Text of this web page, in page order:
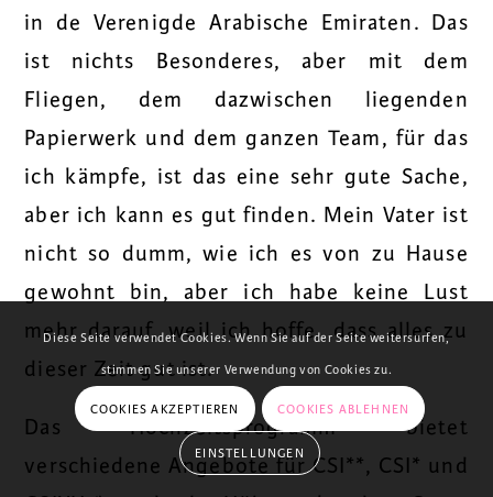
in de Verenigde Arabische Emiraten. Das
ist nichts Besonderes, aber mit dem
Fliegen, dem dazwischen liegenden
Papierwerk und dem ganzen Team, für das
ich kämpfe, ist das eine sehr gute Sache,
aber ich kann es gut finden. Mein Vater ist
nicht so dumm, wie ich es von zu Hause
gewohnt bin, aber ich habe keine Lust
mehr darauf, weil ich hoffe, dass alles zu
dieser Zeit gut ist.
Das Hochzeitsprogramm bietet
verschiedene Angebote für CSI**, CSI* und
Diese Seite verwendet Cookies. Wenn Sie auf der Seite weitersurfen,
stimmen Sie unserer Verwendung von Cookies zu.
COOKIES AKZEPTIEREN COOKIES ABLEHNEN
EINSTELLUNGEN